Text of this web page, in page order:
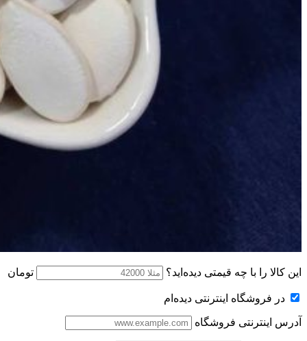
این کالا را با چه قیمتی دیده‌اید؟ تومان
در فروشگاه اینترنتی دیده‌ام
آدرس اینترنتی فروشگاه